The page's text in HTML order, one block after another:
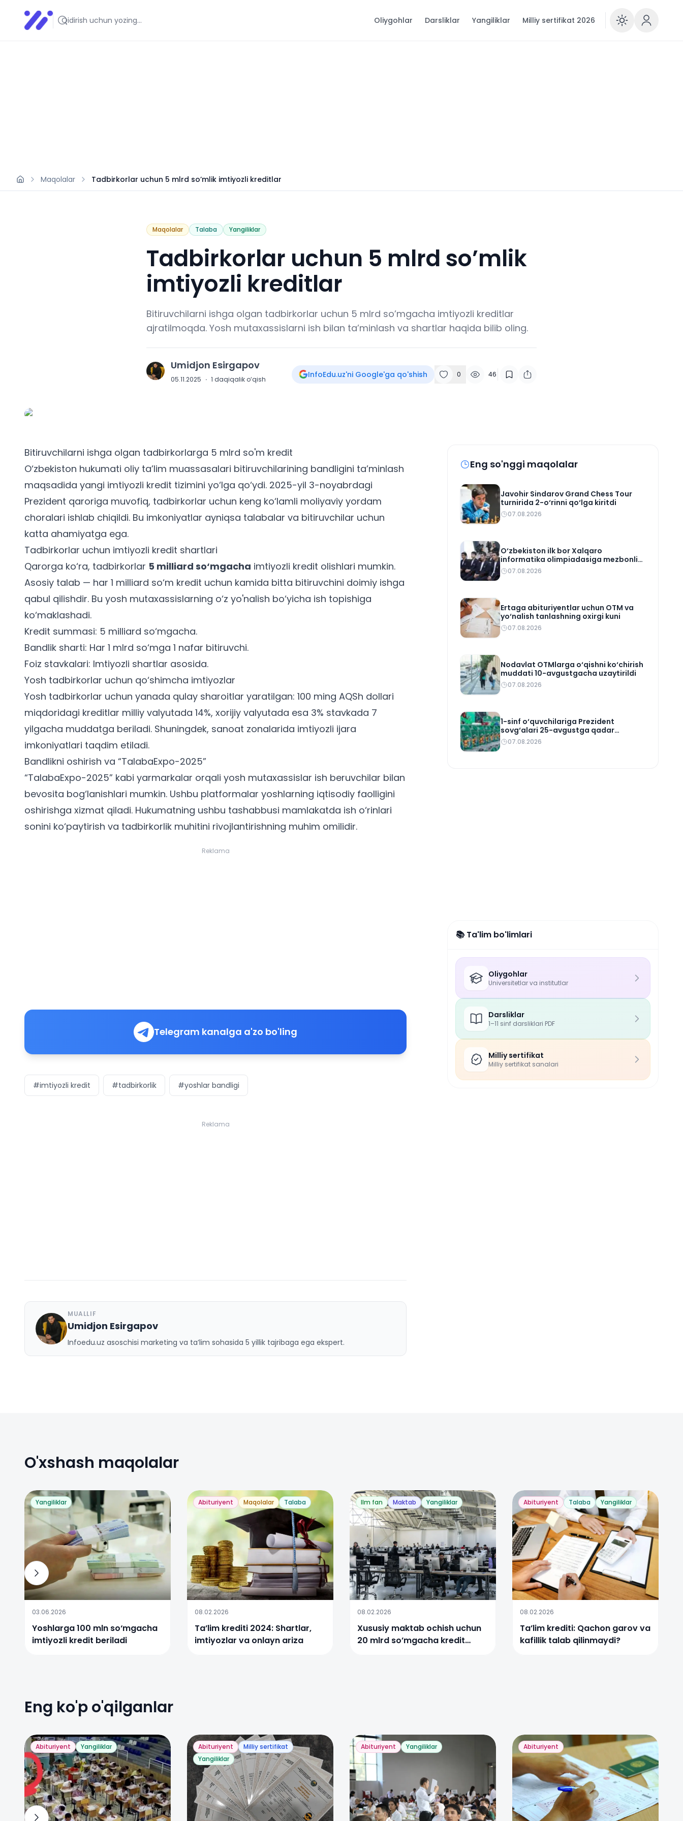
Infoedu
Ta&#039;lim xabarlari va yangiliklari Oliygohlar Darsliklar Yangiliklar Milliy sertifikat 2026
Maqolalar Tadbirkorlar uchun 5 mlrd so’mlik imtiyozli kreditlar
Maqolalar Talaba Yangiliklar
Tadbirkorlar uchun 5 mlrd so’mlik
imtiyozli kreditlar
Bitiruvchilarni ishga olgan tadbirkorlar uchun 5 mlrd so’mgacha imtiyozli kreditlar
ajratilmoqda. Yosh mutaxassislarni ish bilan ta’minlash va shartlar haqida bilib oling.
U Umidjon Esirgapov
05.11.2025 · 1 daqiqalik o‘qish InfoEdu.uz'ni Google'ga qo'shish 0 46
Bitiruvchilarni ishga olgan tadbirkorlarga 5 mlrd so'm kredit
O‘zbekiston hukumati oliy ta’lim muassasalari bitiruvchilarining bandligini ta’minlash
maqsadida yangi imtiyozli kredit tizimini yo‘lga qo‘ydi. 2025-yil 3-noyabrdagi
Prezident qaroriga muvofiq, tadbirkorlar uchun keng ko‘lamli moliyaviy yordam
choralari ishlab chiqildi. Bu imkoniyatlar ayniqsa talabalar va bitiruvchilar uchun
katta ahamiyatga ega.
Tadbirkorlar uchun imtiyozli kredit shartlari
Qarorga ko‘ra, tadbirkorlar 5 milliard so‘mgacha imtiyozli kredit olishlari mumkin.
Asosiy talab — har 1 milliard so‘m kredit uchun kamida bitta bitiruvchini doimiy ishga
qabul qilishdir. Bu yosh mutaxassislarning o‘z yo'nalish bo‘yicha ish topishiga
ko‘maklashadi.
Kredit summasi: 5 milliard so‘mgacha.
Bandlik sharti: Har 1 mlrd so‘mga 1 nafar bitiruvchi.
Foiz stavkalari: Imtiyozli shartlar asosida.
Yosh tadbirkorlar uchun qo‘shimcha imtiyozlar
Yosh tadbirkorlar uchun yanada qulay sharoitlar yaratilgan: 100 ming AQSh dollari
miqdoridagi kreditlar milliy valyutada 14%, xorijiy valyutada esa 3% stavkada 7
yilgacha muddatga beriladi. Shuningdek, sanoat zonalarida imtiyozli ijara
imkoniyatlari taqdim etiladi.
Bandlikni oshirish va “TalabaExpo-2025”
“TalabaExpo-2025” kabi yarmarkalar orqali yosh mutaxassislar ish beruvchilar bilan
bevosita bog‘lanishlari mumkin. Ushbu platformalar yoshlarning iqtisodiy faolligini
oshirishga xizmat qiladi. Hukumatning ushbu tashabbusi mamlakatda ish o‘rinlari
sonini ko‘paytirish va tadbirkorlik muhitini rivojlantirishning muhim omilidir.
Reklama
Telegram kanalga a'zo bo'ling
#imtiyozli kredit #tadbirkorlik #yoshlar bandligi
Reklama
U
MUALLIF
Umidjon Esirgapov
Infoedu.uz asoschisi marketing va ta’lim sohasida 5 yillik tajribaga ega ekspert.
Eng so'nggi maqolalar
Javohir Sindarov Grand Chess Tour
turnirida 2-o‘rinni qo‘lga kiritdi
07.08.2026
O‘zbekiston ilk bor Xalqaro
informatika olimpiadasiga mezbonlik
qiladi
07.08.2026
Ertaga abituriyentlar uchun OTM va
yo‘nalish tanlashning oxirgi kuni
07.08.2026
Nodavlat OTMlarga o‘qishni ko‘chirish
muddati 10-avgustgacha uzaytirildi
07.08.2026
1-sinf o‘quvchilariga Prezident
sovg‘alari 25-avgustga qadar
yetkaziladi
07.08.2026
📚 Ta'lim bo'limlari
Oliygohlar
Universitetlar va institutlar
Darsliklar
1–11 sinf darsliklari PDF
Milliy sertifikat
Milliy sertifikat sanalari
O'xshash maqolalar
Yangiliklar
03.06.2026
Yoshlarga 100 mln so‘mgacha
imtiyozli kredit beriladi
Abituriyent Maqolalar Talaba
08.02.2026
Ta’lim krediti 2024: Shartlar,
imtiyozlar va onlayn ariza
Ilm fan Maktab Yangiliklar
08.02.2026
Xususiy maktab ochish uchun
20 mlrd so’mgacha kredit
Abituriyent Talaba Yangiliklar
08.02.2026
Ta’lim krediti: Qachon garov va
kafillik talab qilinmaydi?
Eng ko'p o'qilganlar
Abituriyent Yangiliklar Abituriyent
Milliy sertifikat
Yangiliklar
Abituriyent Yangiliklar Abituriyent